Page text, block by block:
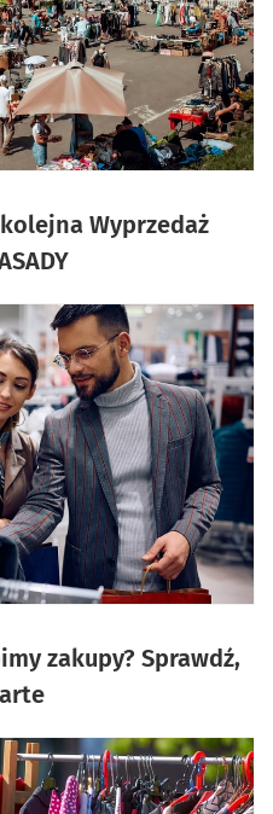
Wyprzedaż
zakupy? Sprawdź,